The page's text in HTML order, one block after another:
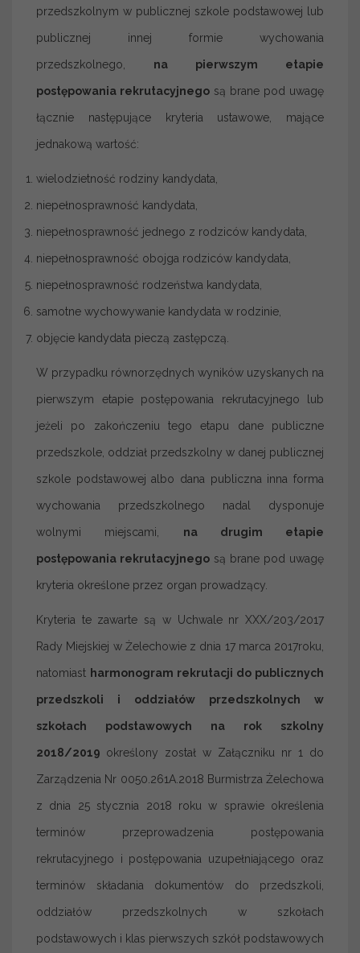
przedszkolnym w publicznej szkole podstawowej lub
publicznej innej formie wychowania
przedszkolnego, na pierwszym etapie
postępowania rekrutacyjnego są brane pod uwagę
łącznie następujące kryteria ustawowe, mające
jednakową wartość:
wielodzietność rodziny kandydata,
niepełnosprawność kandydata,
niepełnosprawność jednego z rodziców kandydata,
niepełnosprawność obojga rodziców kandydata,
niepełnosprawność rodzeństwa kandydata,
samotne wychowywanie kandydata w rodzinie,
objęcie kandydata pieczą zastępczą.
W przypadku równorzędnych wyników uzyskanych na
pierwszym etapie postępowania rekrutacyjnego lub
jeżeli po zakończeniu tego etapu dane publiczne
przedszkole, oddział przedszkolny w danej publicznej
szkole podstawowej albo dana publiczna inna forma
wychowania przedszkolnego nadal dysponuje
wolnymi miejscami, na drugim etapie
postępowania rekrutacyjnego są brane pod uwagę
kryteria określone przez organ prowadzący.
Kryteria te zawarte są w Uchwale nr XXX/203/2017
Rady Miejskiej w Żelechowie z dnia 17 marca 2017roku,
natomiast harmonogram rekrutacji do publicznych
przedszkoli i oddziałów przedszkolnych w
szkołach podstawowych na rok szkolny
2018/2019 określony został w Załączniku nr 1 do
Zarządzenia Nr 0050.261A.2018 Burmistrza Żelechowa
z dnia 25 stycznia 2018 roku w sprawie określenia
terminów przeprowadzenia postępowania
rekrutacyjnego i postępowania uzupełniającego oraz
terminów składania dokumentów do przedszkoli,
oddziałów przedszkolnych w szkołach
podstawowych i klas pierwszych szkół podstawowych